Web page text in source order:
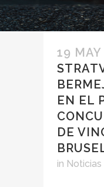
19 MAY
EN EL
DE
in Noticias